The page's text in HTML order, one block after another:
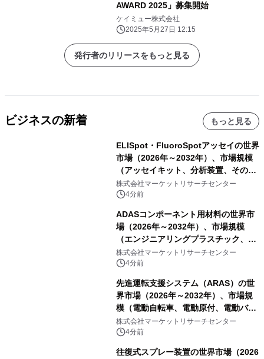
AWARD 2025」募集開始
ケイミュー株式会社
2025年5月27日 12:15
発行者のリリースをもっと見る
ビジネスの新着 もっと見る
ELISpot・FluoroSpotアッセイの世界
市場（2026年～2032年）、市場規模
（アッセイキット、分析装置、その
他）・分析レポートを発表
株式会社マーケットリサーチセンター
4分前
ADASコンポーネント用材料の世界市
場（2026年～2032年）、市場規模
（エンジニアリングプラスチック、RF
および誘電体材料、光学・カバー材
料、その他）・分析レポートを発表
株式会社マーケットリサーチセンター
4分前
先進運転支援システム（ARAS）の世
界市場（2026年～2032年）、市場規
模（電動自転車、電動原付、電動バイ
ク）・分析レポートを発表
株式会社マーケットリサーチセンター
4分前
往復式スプレー装置の世界市場（2026